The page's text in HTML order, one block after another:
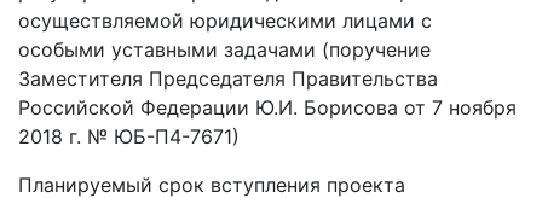
осуществляемой юридическими лицами с
особыми уставными задачами (поручение
Заместителя Председателя Правительства
Российской Федерации Ю.И. Борисова от 7 ноября
2018 г. № ЮБ-П4-7671)
Планируемый срок вступления проекта